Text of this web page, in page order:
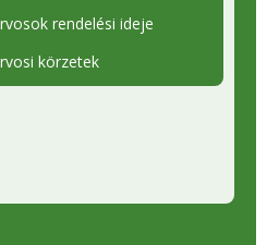
rendelési ideje
körzetek